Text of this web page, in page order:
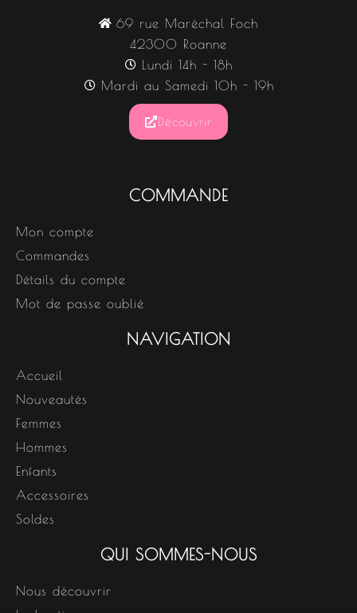
69 rue Maréchal Foch
42300 Roanne
Lundi 14h - 18h
Mardi au Samedi 10h - 19h
Découvrir
COMMANDE
Mon compte
Commandes
Détails du compte
Mot de passe oublié
NAVIGATION
Accueil
Nouveautés
Femmes
Hommes
Enfants
Accessoires
Soldes
QUI SOMMES-NOUS
Nous découvrir